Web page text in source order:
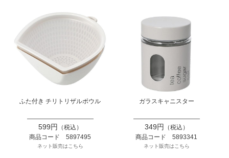
ふた付き チリトリザルボウル
599円
（税込）
商品コード 5897495
ネット販売はこちら
ガラスキャニスター
349円
（税込）
商品コード 5893341
ネット販売はこちら